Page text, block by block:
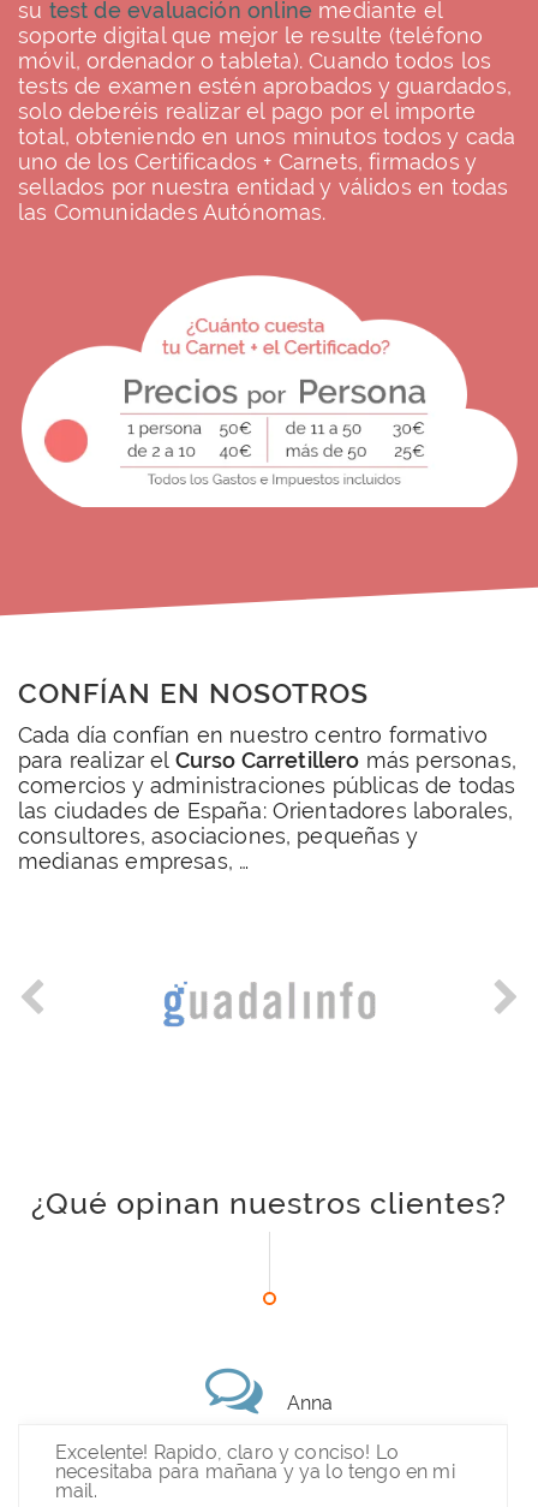
su test de evaluación online mediante el
soporte digital que mejor le resulte (teléfono
móvil, ordenador o tableta). Cuando todos los
tests de examen estén aprobados y guardados,
solo deberéis realizar el pago por el importe
total, obteniendo en unos minutos todos y cada
uno de los Certificados + Carnets, firmados y
sellados por nuestra entidad y válidos en todas
las Comunidades Autónomas.
CONFÍAN EN NOSOTROS
Cada día confían en nuestro centro formativo
para realizar el Curso Carretillero más personas,
comercios y administraciones públicas de todas
las ciudades de España: Orientadores laborales,
consultores, asociaciones, pequeñas y
medianas empresas, …
¿Qué opinan nuestros clientes?
Anna
Excelente! Rapido, claro y conciso! Lo
necesitaba para mañana y ya lo tengo en mi
mail.